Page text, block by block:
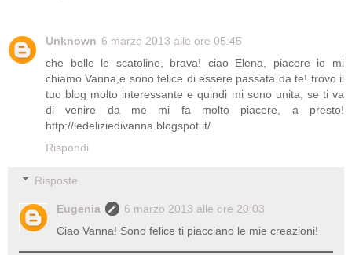
Unknown 6 marzo 2013 alle ore 05:45
che belle le scatoline, brava! ciao Elena, piacere io mi
chiamo Vanna,e sono felice di essere passata da te! trovo il
tuo blog molto interessante e quindi mi sono unita, se ti va
di venire da me mi fa molto piacere, a presto!
http://ledeliziedivanna.blogspot.it/
Rispondi
Risposte
Eugenia
6 marzo 2013 alle ore 20:03
Ciao Vanna! Sono felice ti piacciano le mie creazioni!